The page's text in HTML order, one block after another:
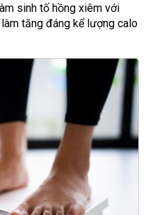
sinh tố hồng xiêm với
tăng đáng kể lượng calo